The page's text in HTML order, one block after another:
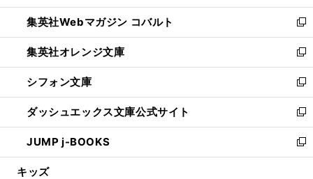
開
く
ウ
で
開
く
ン
ド
ウ
で
開
く
ウ
ィ
ン
ド
ウ
で
開
く
集英社Webマガジン コバルト
新
し
い
ウ
ィ
ン
ド
ウ
で
開
集英社オレンジ文庫
新
し
い
ウ
ィ
ン
ド
ウ
シフォン文庫
新
し
い
ウ
ィ
ン
ダッシュエックス文庫公式サイト
新
し
い
ウ
JUMP j-BOOKS
新
し
キッズ